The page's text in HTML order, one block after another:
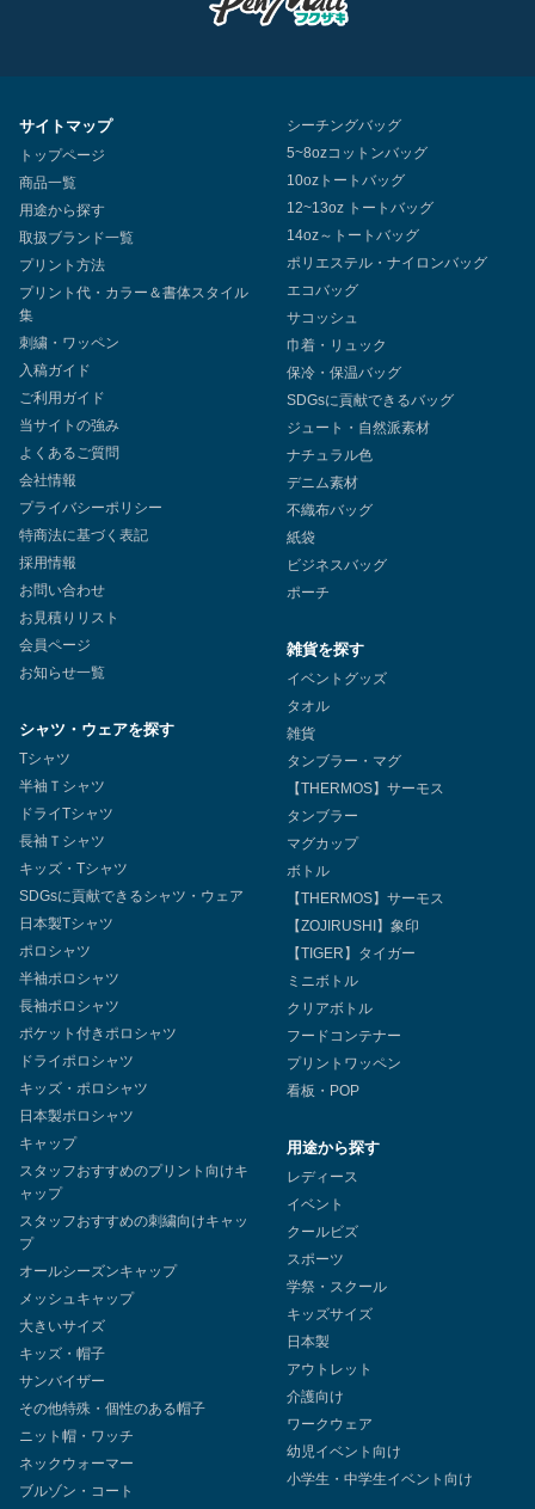
サイトマップ
トップページ
商品一覧
用途から探す
取扱ブランド一覧
プリント方法
プリント代・カラー＆書体スタイル
集
刺繍・ワッペン
入稿ガイド
ご利用ガイド
当サイトの強み
よくあるご質問
会社情報
プライバシーポリシー
特商法に基づく表記
採用情報
お問い合わせ
お見積りリスト
会員ページ
お知らせ一覧
シャツ・ウェアを探す
Tシャツ
半袖Ｔシャツ
ドライTシャツ
長袖Ｔシャツ
キッズ・Tシャツ
SDGsに貢献できるシャツ・ウェア
日本製Tシャツ
ポロシャツ
半袖ポロシャツ
長袖ポロシャツ
ポケット付きポロシャツ
ドライポロシャツ
キッズ・ポロシャツ
日本製ポロシャツ
キャップ
スタッフおすすめのプリント向けキ
ャップ
スタッフおすすめの刺繍向けキャッ
プ
オールシーズンキャップ
メッシュキャップ
大きいサイズ
キッズ・帽子
サンバイザー
その他特殊・個性のある帽子
ニット帽・ワッチ
ネックウォーマー
ブルゾン・コート
シーチングバッグ
5~8ozコットンバッグ
10ozトートバッグ
12~13oz トートバッグ
14oz～トートバッグ
ポリエステル・ナイロンバッグ
エコバッグ
サコッシュ
巾着・リュック
保冷・保温バッグ
SDGsに貢献できるバッグ
ジュート・自然派素材
ナチュラル色
デニム素材
不織布バッグ
紙袋
ビジネスバッグ
ポーチ
雑貨を探す
イベントグッズ
タオル
雑貨
タンブラー・マグ
【THERMOS】サーモス
タンブラー
マグカップ
ボトル
【THERMOS】サーモス
【ZOJIRUSHI】象印
【TIGER】タイガー
ミニボトル
クリアボトル
フードコンテナー
プリントワッペン
看板・POP
用途から探す
レディース
イベント
クールビズ
スポーツ
学祭・スクール
キッズサイズ
日本製
アウトレット
介護向け
ワークウェア
幼児イベント向け
小学生・中学生イベント向け